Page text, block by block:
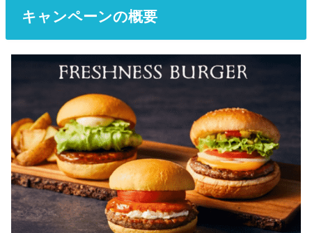
キャンペーンの概要